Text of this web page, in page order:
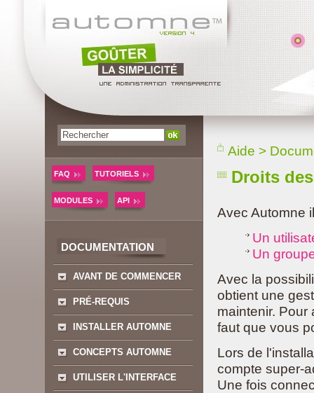
FAQ TUTORIELS
MODULES API
DOCUMENTATION
AVANT DE COMMENCER
PRÉ-REQUIS
INSTALLER AUTOMNE
CONCEPTS AUTOMNE
UTILISER L'INTERFACE
Aide >
Droits
Avec Automne
Un
Un
Avec la
obtient une
maintenir. Pour
faut que vous
Lors de
compte super-
Une fois